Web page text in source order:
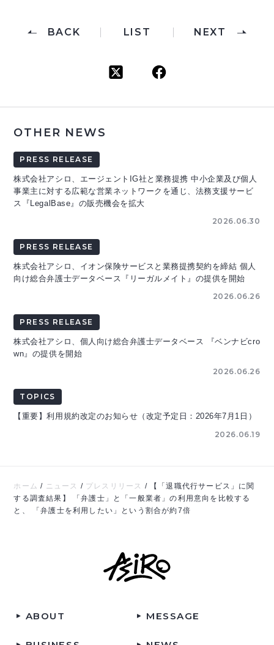
BACK LIST NEXT
OTHER NEWS
PRESS RELEASE
株式会社アシロ、エージェントIG社と業務提携 中小企業及び個人
事業主に対する広範な営業ネットワークを通じ、法務支援サービ
ス『LegalBase』の販売機会を拡大
2026.06.30
PRESS RELEASE
株式会社アシロ、イオン保険サービスと業務提携契約を締結 個人
向け総合弁護士データベース『リーガルメイト』の提供を開始
2026.06.26
PRESS RELEASE
株式会社アシロ、個人向け総合弁護士データベース 『ベンナビcro
wn』の提供を開始
2026.06.26
TOPICS
【重要】利用規約改定のお知らせ（改定予定日：2026年7月1日）
2026.06.19
ホーム / ニュース / プレスリリース /
【「退職代行サービス」に関
する調査結果】 「弁護士」と「一般業者」の利用意向を比較する
と、 「弁護士を利用したい」という割合が約7倍
ABOUT MESSAGE